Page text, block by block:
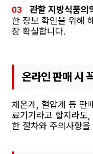
관할 지방식품의
한 정보 확인을 위해
장 확실합니다.
온라인 판매 시
체온계, 혈압계 등 판
료기기라고 할지라도
한 절차와 주의사항